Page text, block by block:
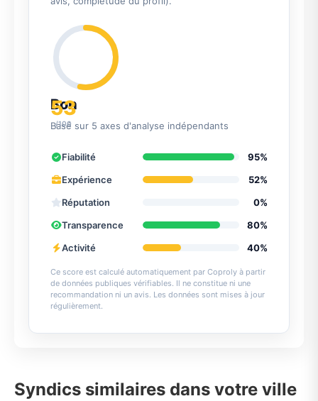
53
/100
Bon
Basé sur 5 axes d'analyse indépendants
Fiabilité
95%
Expérience
52%
Réputation
0%
Transparence
80%
Activité
40%
Ce score est calculé automatiquement par Coproly à partir
de données publiques vérifiables. Il ne constitue ni une
recommandation ni un avis. Les données sont mises à jour
régulièrement.
Syndics similaires dans votre ville